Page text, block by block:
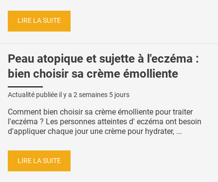
LIRE LA SUITE
Peau atopique et sujette à l'eczéma :
bien choisir sa crème émolliente
Actualité publiée il y a 2 semaines 5 jours
Comment bien choisir sa crème émolliente pour traiter
l'eczéma ? Les personnes atteintes d' eczéma ont besoin
d'appliquer chaque jour une crème pour hydrater, ...
LIRE LA SUITE